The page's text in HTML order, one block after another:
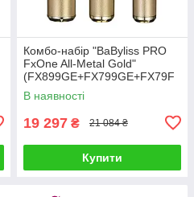
Комбо-набір "BaByliss PRO
FxOne All-Metal Gold"
(FX899GE+FX799GE+FX79F
SGE)
В наявності
19 297 ₴ 21 084 ₴
Купити